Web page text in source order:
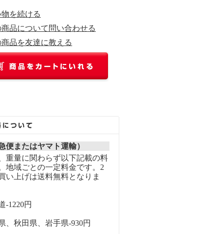
を続ける
商品について問い合わせる
商品を友達に教える
便またはヤマト運輸）
重量に関わらず以下記載の料
地域ごとの一定料金です。2
い上げは送料無料となりま
1220円
秋田県、岩手県-930円